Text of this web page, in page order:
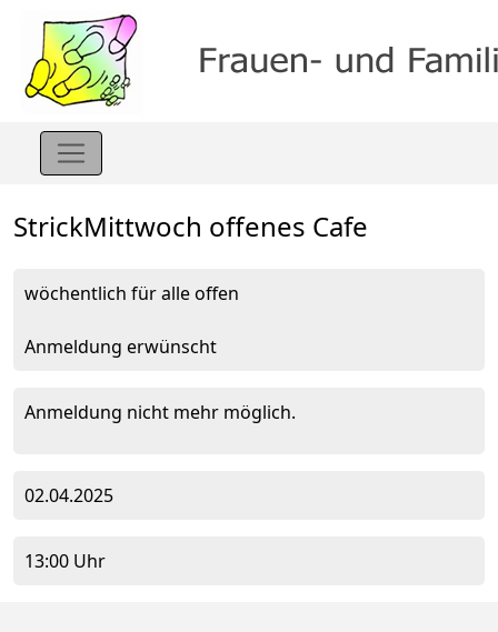
StrickMittwoch offenes Cafe
wöchentlich für alle offen
Anmeldung erwünscht
Anmeldung nicht mehr möglich.
02.04.2025
13:00 Uhr